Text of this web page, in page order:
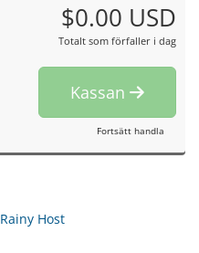
$0.00 USD
Totalt som förfaller i dag
Kassan
Fortsätt handla
Rainy Host